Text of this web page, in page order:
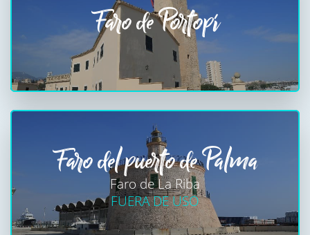
Faro de Portopí
Faro del puerto de Palma
Faro de La Riba
FUERA DE USO